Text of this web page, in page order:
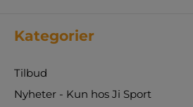
Kategorier
Tilbud
Nyheter - Kun hos Ji Sport